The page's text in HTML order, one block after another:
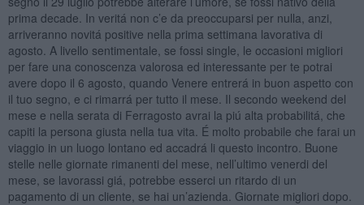
prima decade. In veritá non c’e da preoccuparsi per nulla, anzi,
arriveranno novitá positive nella prima settimana lavorativa di
agosto. A livello sentimentale, se fossi single, le occasioni migliori
per fare una conoscenza valorosa ed interessante per te potrai
avere dopo il 6 agosto, quando Venere entrerá in buon aspetto con
il tuo segno, e ci rimarrá per tutto il mese. Il secondo weekend del
mese e nella serata di Ferragosto avrai la piú alta probabilitá, che
capiti la persona giusta nella tua vita. É molto probabile che farai un
viaggio in un luogo lontano ed accadrá li questo incontro. Buone
stelle nelle giornate rimanenti del mese, nell’ultimo venerdi del
mese, se lavorassi giá, potrebbe esserci un ritardo di un
pagamento di un cliente, se hai un’azienda. Giornate migliori dopo.